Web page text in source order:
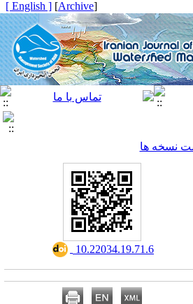
[
Archive
]
[ English ]
نسخه ها
‎ 10.22034.19.71.6